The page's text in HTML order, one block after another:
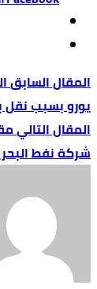
يورو بسبب نقل
شركة نفط